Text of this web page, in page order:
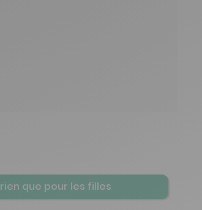
rien que pour les filles